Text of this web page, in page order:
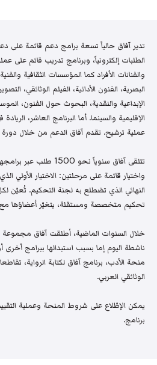
تدير آفاق حالياً تسعة برامج دعم قائمة على
الطلبات إلكترونياً، وبرنامج تدريب قائم على
والفنانات الأفراد كما المؤسسات الثقافية
البصرية، الفنون الأدائية، الفيلم الوثائقي،
الإبداعية والنقدية، البحوث حول الفنون،
الإقليمية والسينما. أما البرنامج العاشر،
عملية ترشيح. تقدم آفاق الدعم من خلال
تتلقى آفاق سنوياً نحو
واختيار قائمة على مرحلتين: الاختيار الأولي
النهائي الذي تضطلع به لجنة التحكيم. تُعيّن
تحكيم متخصصة ومستقلة، يتغيّر أعضاؤها
خلال السنوات الماضية، أطلقت آفاق مجموعة
ناشطة اليوم إما بسبب استبدالها ببرامج
منحة الأدب، برنامج آفاق لكتابة الرواية،
الوثائقي العربي.
يمكن الإطّلاع على شروط المنحة وعملية
برنامج.